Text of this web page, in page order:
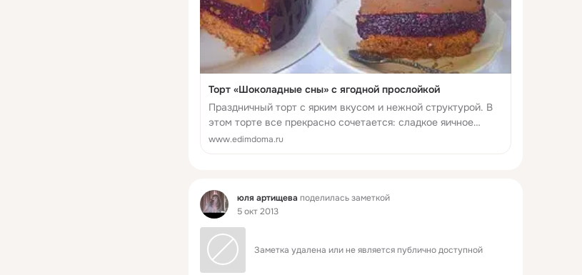
Торт «Шоколадные сны» с ягодной прослойкой
Праздничный торт с ярким вкусом и нежной структурой. В
этом торте все прекрасно сочетается: сладкое яичное
суфле прекрасно дополняет мусс из горького шоколада и
www.edimdoma.ru
Фид юля артищева поделилась заметкой
5 окт 2013
Заметка удалена или не является публично доступной